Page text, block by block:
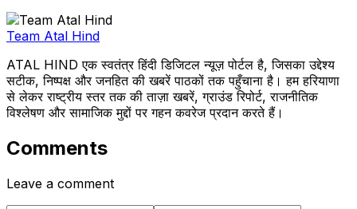
Team Atal Hind
ATAL HIND एक स्वतंत्र हिंदी डिजिटल न्यूज़ पोर्टल है, जिसका उद्देश्य
सटीक, निष्पक्ष और जनहित की खबरें पाठकों तक पहुँचाना है। हम हरियाणा
से लेकर राष्ट्रीय स्तर तक की ताज़ा खबरें, ग्राउंड रिपोर्ट, राजनीतिक
विश्लेषण और सामाजिक मुद्दों पर गहन कवरेज प्रदान करते हैं।
Comments
Leave a comment